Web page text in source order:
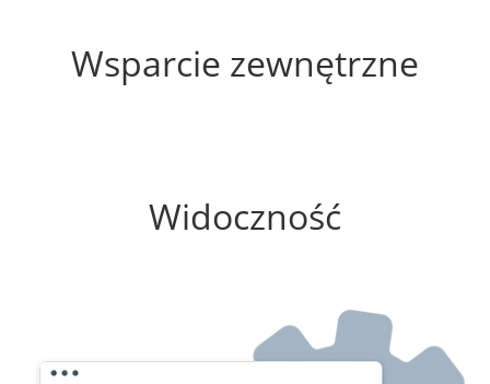
Wsparcie zewnętrzne
Widoczność